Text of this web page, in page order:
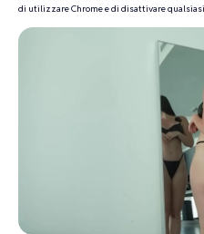
di utilizzare Chrome e di disattivare